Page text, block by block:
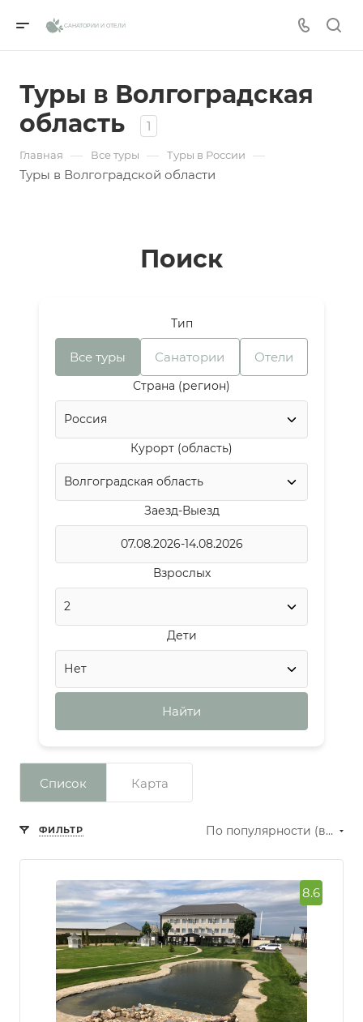
САНАТОРИИ И ОТЕЛИ
Туры в Волгоградская
область
1
Главная — Все туры — Туры в России
—
Туры в Волгоградской области
Поиск
Тип
Все туры Санатории Отели
Страна (регион)
Курорт (область)
Заезд-Выезд
Взрослых
Дети
Найти
Список Карта
ФИЛЬТР По популярности (возрастание)
Email
День рождения
Мы уведомим вас, когда появятся места в
Сбросить фильтр
Рейтинг
Превосходно
Отлично
Очень
хорошо
8.6